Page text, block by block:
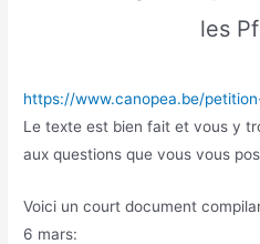
les
https://www.canopea.be/
Le texte est bien fait et vous y
aux questions que vous vous
Voici un court document
6 mars: